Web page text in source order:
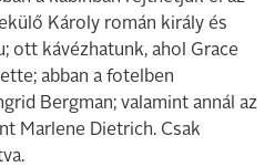
Károly román király és
ott kávézhatunk, ahol Grace
abban a fotelben
Bergman; valamint annál az
Marlene Dietrich. Csak